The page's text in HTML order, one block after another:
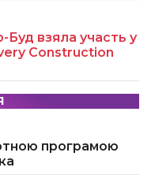
Буд взяла участь у
Construction
програмою